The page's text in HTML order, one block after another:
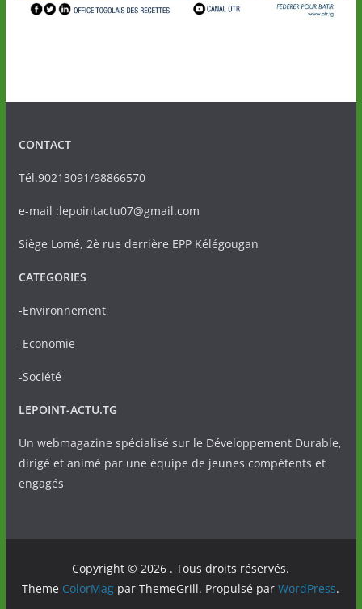
CONTACT
Tél.90213091/98866570
e-mail :lepointactu07@gmail.com
Siège Lomé, 2è rue derrière EPP Kélégougan
CATEGORIES
-Environnement
-Economie
-Société
LEPOINT-ACTU.TG
Un webmagazine spécialisé sur le Développement Durable,
dirigé et animé par une équipe de jeunes compétents et
engagés
Copyright © 2026 . Tous droits réservés.
Theme ColorMag par ThemeGrill. Propulsé parWordPress.